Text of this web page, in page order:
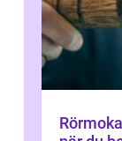
Rörmokare